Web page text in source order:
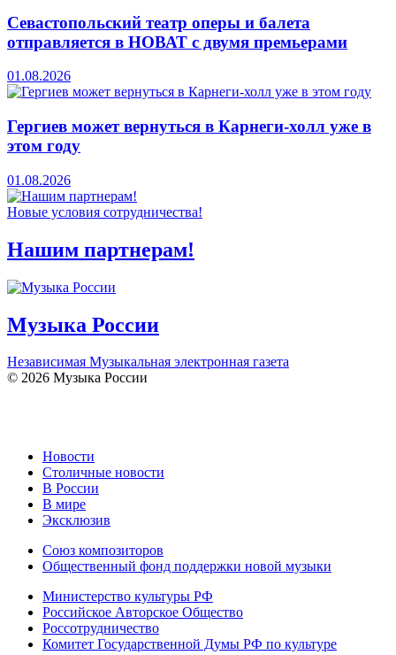
Севастопольский театр оперы и балета
отправляется в НОВАТ с двумя премьерами
01.08.2026
Гергиев может вернуться в Карнеги-холл уже в
этом году
01.08.2026
Новые условия сотрудничества!
Нашим партнерам!
Музыка России
Независимая Музыкальная электронная газета
© 2026 Музыка России
Новости
Столичные новости
В России
В мире
Эксклюзив
Союз композиторов
Общественный фонд поддержки новой музыки
Министерство культуры РФ
Российское Авторское Общество
Россотрудничество
Комитет Государственной Думы РФ по культуре